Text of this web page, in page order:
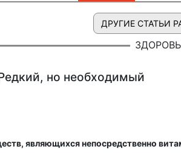
ДРУГИЕ СТАТЬИ
но необходимый
являющихся непосредственно